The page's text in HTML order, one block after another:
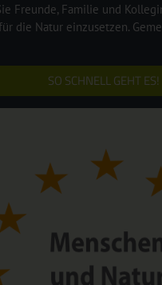
Freunde, Familie und
die Natur einzusetzen.
SO SCHNELL GEHT ES!